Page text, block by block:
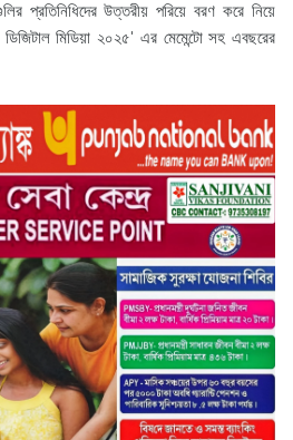
প্রতিনিধিদের উত্তরীয় পরিয়ে বরণ করে নিয়ে
মিডিয়া ২০২৫' এর মেমেন্টো সহ এবছরের